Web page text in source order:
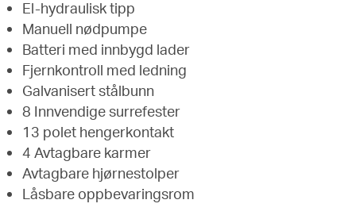
El-hydraulisk tipp
Manuell nødpumpe
Batteri med innbygd lader
Fjernkontroll med ledning
Galvanisert stålbunn
8 Innvendige surrefester
13 polet hengerkontakt
4 Avtagbare karmer
Avtagbare hjørnestolper
Låsbare oppbevaringsrom